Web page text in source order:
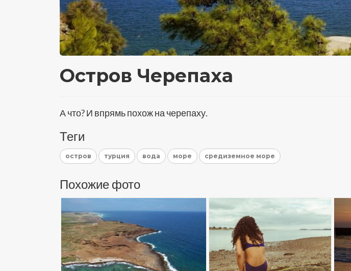
Остров Черепаха
А что? И впрямь похож на черепаху.
Теги
остров турция вода море средиземное море
Похожие фото